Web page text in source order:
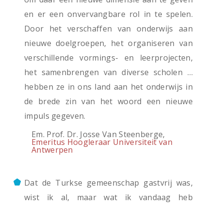
en er een onvervangbare rol in te spelen.
Door het verschaffen van onderwijs aan
nieuwe doelgroepen, het organiseren van
verschillende vormings- en leerprojecten,
het samenbrengen van diverse scholen …
hebben ze in ons land aan het onderwijs in
de brede zin van het woord een nieuwe
impuls gegeven.
Em. Prof. Dr. Josse Van Steenberge,
Emeritus Hoogleraar Universiteit van
Antwerpen
Dat de Turkse gemeenschap gastvrij was,
wist ik al, maar wat ik vandaag heb